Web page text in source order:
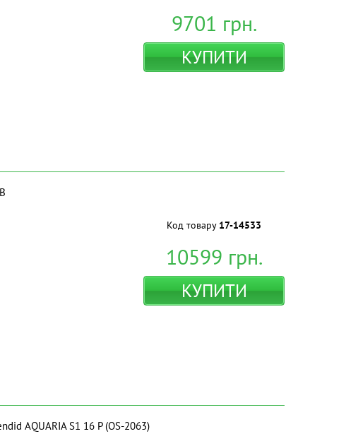
9701 грн.
КУПИТИ
Код товару 17-14533
10599 грн.
КУПИТИ
AQUARIA S1 16 P (OS-2063)